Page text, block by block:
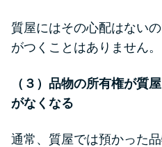
質屋にはその心配はない
がつくことはありません。
（３）品物の所有権が質
がなくなる
通常、質屋では預かった